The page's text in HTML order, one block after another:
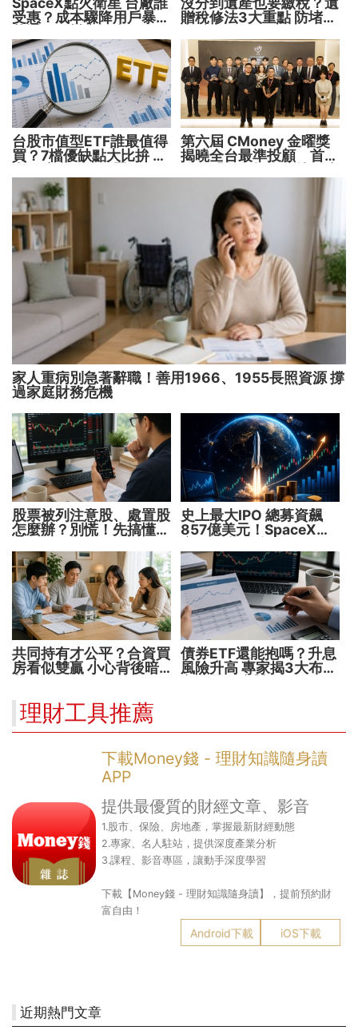
受惠？成本驟降用戶暴增
贈稅修法3大重點 防堵惡
台股市值型ETF誰最值得
買？7檔優缺點大比拚 找
第六屆 CMoney 金曜獎
揭曉全台最準投顧 首度
用 助攻投顧、投信打造
下一代
家人重病別急著辭職！善用1966、1955長照資源 撐
過家庭財務危機
股票被列注意股、處置股
怎麼辦？別慌！先搞懂背
史上最大IPO 總募資飆
857億美元！SpaceX升
共同持有才公平？合資買
房看似雙贏 小心背後暗
債券ETF還能抱嗎？升息
風險升高 專家揭3大布局
理財工具推薦
下載Money錢 - 理財知識隨身讀
APP
提供最優質的財經文章、影音
1.股市、保險、房地產，掌握最新財經動態
2.專家、名人駐站，提供深度產業分析
3.課程、影音專區，讓動手深度學習
下載【Money錢 - 理財知識隨身讀】，提前預約財
富自由！
Android下載 iOS下載
近期熱門文章